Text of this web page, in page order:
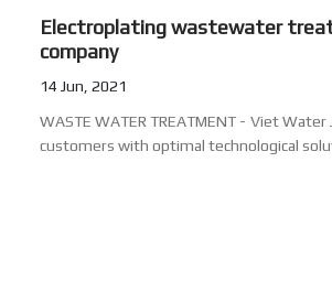
Electroplating wastewater
company
14 Jun, 2021
WASTE WATER TREATMENT - Viet Water
customers with optimal technological